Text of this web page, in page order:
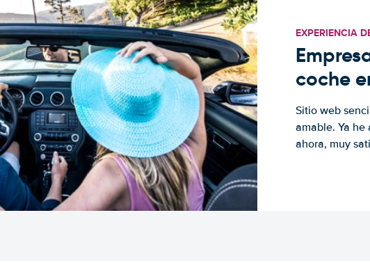
EXPERIENCIA
coche
Sitio web
amable. Ya he
ahora, muy